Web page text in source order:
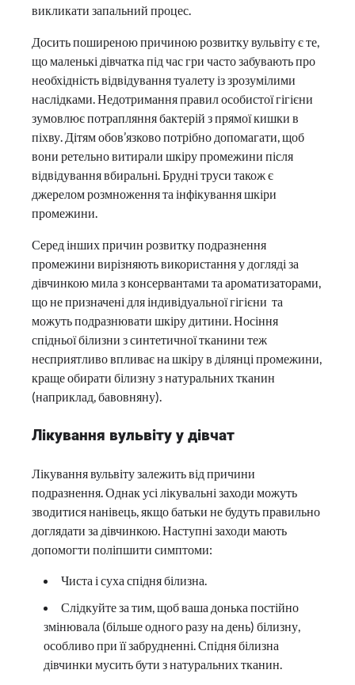
викликати запальний процес.
Досить поширеною причиною розвитку вульвіту є те,
що маленькі дівчатка під час гри часто забувають про
необхідність відвідування туалету із зрозумілими
наслідками. Недотримання правил особистої гігієни
зумовлює потрапляння бактерій з прямої кишки в
піхву. Дітям обов’язково потрібно допомагати, щоб
вони ретельно витирали шкіру промежини після
відвідування вбиральні. Брудні труси також є
джерелом розмноження та інфікування шкіри
промежини.
Серед інших причин розвитку подразнення
промежини вирізняють використання у догляді за
дівчинкою мила з консервантами та ароматизаторами,
що не призначені для індивідуальної гігієни та
можуть подразнювати шкіру дитини. Носіння
спідньої білизни з синтетичної тканини теж
несприятливо впливає на шкіру в ділянці промежини,
краще обирати білизну з натуральних тканин
(наприклад, бавовняну).
Лікування вульвіту у дівчат
Лікування вульвіту залежить від причини
подразнення. Однак усі лікувальні заходи можуть
зводитися нанівець, якщо батьки не будуть правильно
доглядати за дівчинкою. Наступні заходи мають
допомогти поліпшити симптоми:
Чиста і суха спідня білизна.
Слідкуйте за тим, щоб ваша донька постійно
змінювала (більше одного разу на день) білизну,
особливо при її забрудненні. Спідня білизна
дівчинки мусить бути з натуральних тканин.